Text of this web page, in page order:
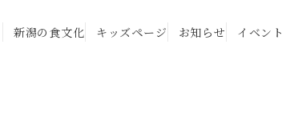
新潟の食文化 キッズページ お知らせ イベント